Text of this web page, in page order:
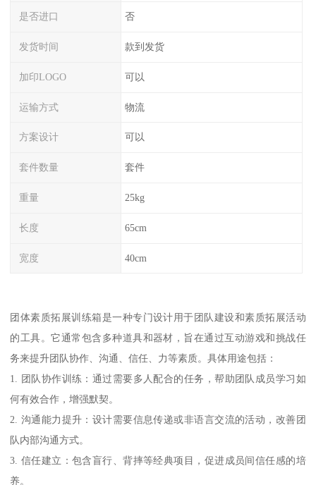
是否进口 否
发货时间 款到发货
加印LOGO 可以
运输方式 物流
方案设计 可以
套件数量 套件
重量 25kg
长度 65cm
宽度 40cm
团体素质拓展训练箱是一种专门设计用于团队建设和素质拓展活动
的工具。它通常包含多种道具和器材，旨在通过互动游戏和挑战任
务来提升团队协作、沟通、信任、力等素质。具体用途包括：
1. 团队协作训练：通过需要多人配合的任务，帮助团队成员学习如
何有效合作，增强默契。
2. 沟通能力提升：设计需要信息传递或非语言交流的活动，改善团
队内部沟通方式。
3. 信任建立：包含盲行、背摔等经典项目，促进成员间信任感的培
养。